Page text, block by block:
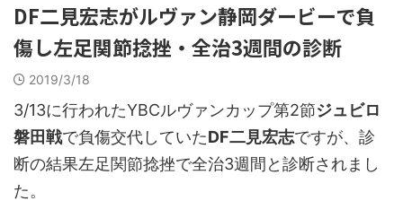
DF二見宏志がルヴァン静岡ダービーで負
傷し左足関節捻挫・全治3週間の診断
2019/3/18
3/13に行われたYBCルヴァンカップ第2節ジュビロ
磐田戦で負傷交代していたDF二見宏志ですが、診
断の結果左足関節捻挫で全治3週間と診断されまし
た。